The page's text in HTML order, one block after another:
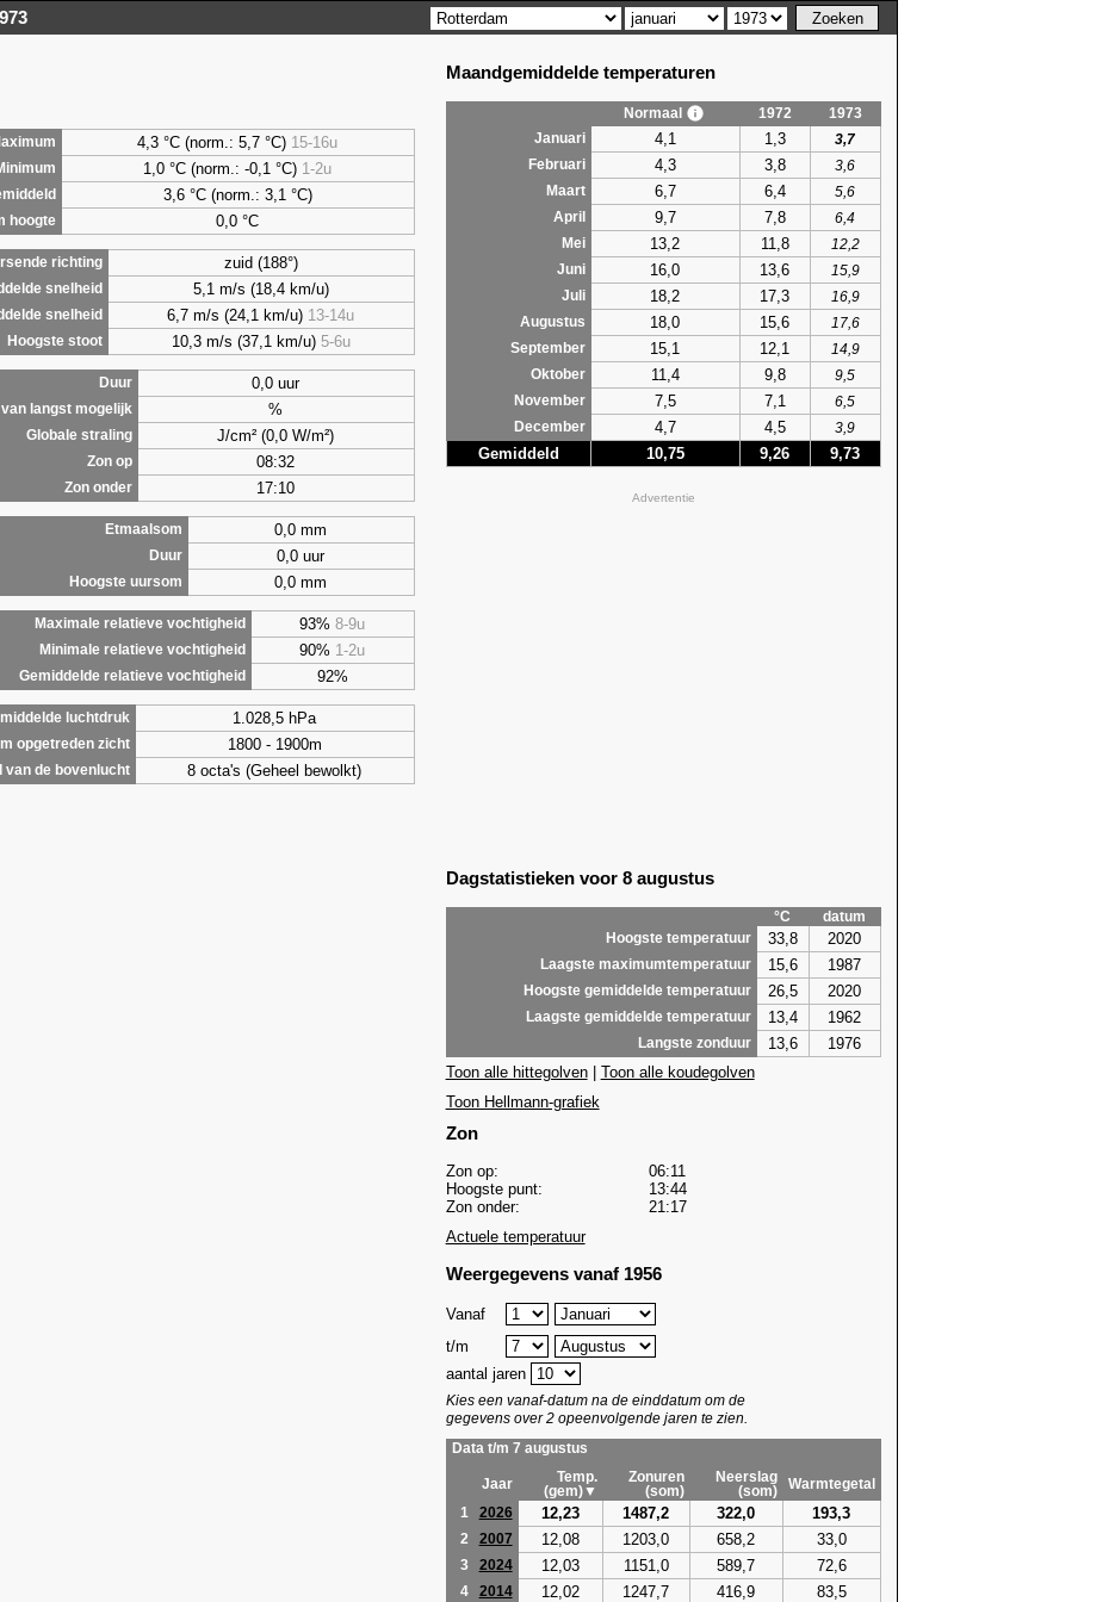
4,3 °C (norm.: 5,7 °C) 15-16u
1,0 °C (norm.: -0,1 °C) 1-2u
3,6 °C (norm.: 3,1 °C)
hoogte 0,0 °C
richting
zuid (188°)
snelheid 5,1 m/s (18,4 km/u)
snelheid 6,7 m/s (24,1 km/u) 13-14u
Hoogste stoot 10,3 m/s (37,1 km/u) 5-6u
Duur
0,0 uur
van langst mogelijk %
Globale straling J/cm² (0,0 W/m²)
Zon op 08:32
Zon onder 17:10
Etmaalsom
0,0 mm
Duur 0,0 uur
Hoogste uursom 0,0 mm
Maximale relatieve vochtigheid
93%8-9u
Minimale relatieve vochtigheid 90% 1-2u
Gemiddelde relatieve vochtigheid 92%
luchtdruk
1.028,5 hPa
opgetreden zicht 1800 - 1900m
van de bovenlucht 8 octa's (Geheel bewolkt)
Maandgemiddelde temperaturen
Normaal 1972
1973
Januari
4,1 1,3
3,7
Februari
4,3 3,8
3,6
Maart
6,7 6,4
5,6
April
9,7 7,8
6,4
Mei
13,2 11,8
12,2
Juni
16,0 13,6
15,9
Juli
18,2 17,3
16,9
Augustus
18,0 15,6
17,6
September
15,1 12,1
14,9
Oktober
11,4 9,8
9,5
November
7,5 7,1
6,5
December
4,7 4,5 3,9
Gemiddeld 10,75 9,26 9,73
Advertentie
Dagstatistieken voor 8 augustus
°C
datum
Hoogste temperatuur
33,8 2020
Laagste maximumtemperatuur 15,6 1987
Hoogste gemiddelde temperatuur 26,5 2020
Laagste gemiddelde temperatuur 13,4 1962
Langste zonduur 13,6
1976
Toon alle hittegolven| Toon alle koudegolven
Toon Hellmann-grafiek
Zon
Zon op:
06:11
Hoogste punt:
13:44
Zon onder:
21:17
Actuele temperatuur
Weergegevens vanaf 1956
Vanaf
t/m
aantal jaren
Kies een vanaf-datum na de einddatum om de
gegevens over 2 opeenvolgende jaren te zien.
Data t/m 7 augustus
Jaar
Temp.
(gem)▼
Zonuren
(som)
Neerslag
(som)
Warmtegetal
1
2026 12,23 1487,2 322,0 193,3
2 2007 12,08 1203,0 658,2 33,0
3 2024 12,03 1151,0 589,7 72,6
4 2014 12,02 1247,7 416,9 83,5